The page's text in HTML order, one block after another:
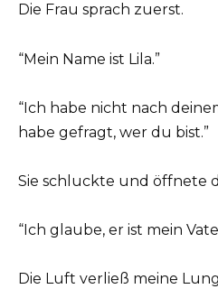
Die Frau sprach zuerst.
“Mein Name ist Lila.”
“Ich habe nicht nach
habe gefragt, wer du bist.”
Sie schluckte und öffnete
“Ich glaube, er ist mein
Die Luft verließ meine